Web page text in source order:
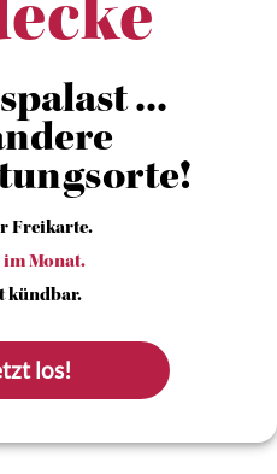
...
Freikarte.
im Monat.
kündbar.
los!